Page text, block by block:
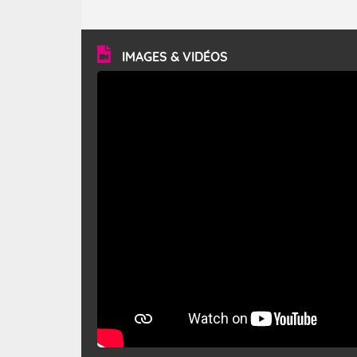
vitesse moyenne de 50 km/h et atteindre 80 à 100 km/h
en rafales, parfois davantage. Il parcourt la basse vallée
du Rhône et la Provence et envahit le littoral
méditerranéen à partir de la Camargue.
IMAGES & VIDÉOS